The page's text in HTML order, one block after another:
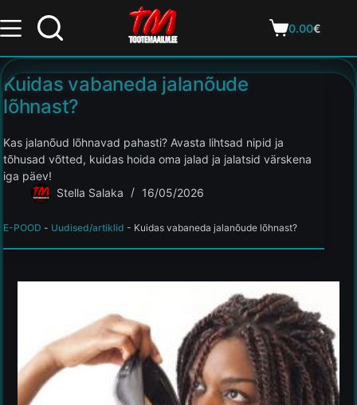
0.00€
Kuidas vabaneda jalanõude
lõhnast?
Kas jalanõud lõhnavad pahasti? Avasta lihtsad nipid ja
tõhusad võtted, kuidas hoida oma jalad ja jalatsid värskena
iga päev!
Stella Salaka
16/05/2026
E-POOD - Uudised/artiklid - Kuidas vabaneda jalanõude lõhnast?